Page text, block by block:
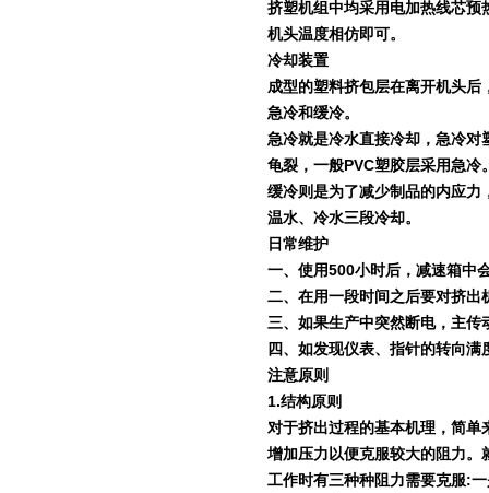
挤塑机组中均采用电加热线芯
机头温度相仿即可。
冷却装置
成型的塑料挤包层在离开机头
急冷和缓冷。
急冷就是冷水直接冷却，急冷
龟裂，一般PVC塑胶层采用急冷
缓冷则是为了减少制品的内应
温水、冷水三段冷却。
日常维护
一、使用500小时后，减速箱中
二、在用一段时间之后要对挤
三、如果生产中突然断电，主
四、如发现仪表、指针的转向
注意原则
1.结构原则
对于挤出过程的基本机理，简
增加压力以便克服较大的阻力。
工作时有三种种阻力需要克服: